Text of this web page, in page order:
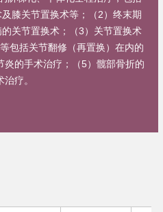
膝关节置换术等；（2）终末期
关节置换术；（3）关节置换术
包括关节翻修（再置换）在内的
的手术治疗；（5）髋部骨折的
治疗。